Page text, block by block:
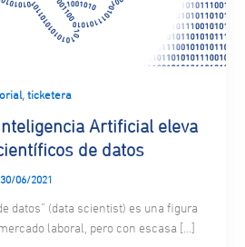
, ticketera
Artificial eleva
de datos
30/06/2021
datos” (data scientist) es una figura
laboral, pero con escasa […]